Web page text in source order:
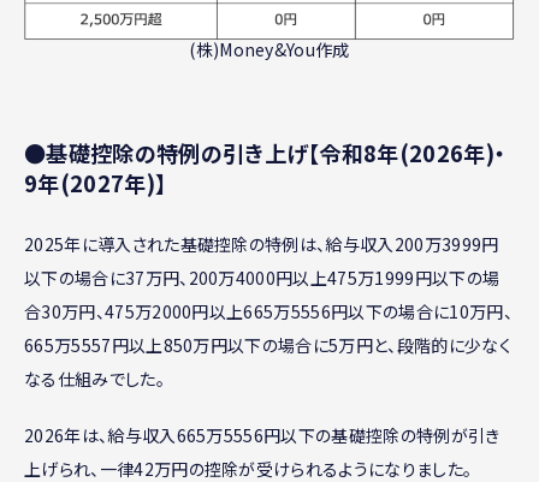
(株)Money&You作成
●基礎控除の特例の引き上げ【令和8年(2026年)・
9年(2027年)】
2025年に導入された基礎控除の特例は、給与収入200万3999円
以下の場合に37万円、200万4000円以上475万1999円以下の場
合30万円、475万2000円以上665万5556円以下の場合に10万円、
665万5557円以上850万円以下の場合に5万円と、段階的に少なく
なる仕組みでした。
2026年は、給与収入665万5556円以下の基礎控除の特例が引き
上げられ、一律42万円の控除が受けられるようになりました。